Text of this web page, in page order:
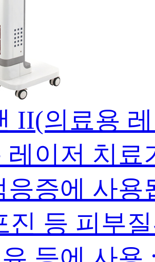
II(의료용
레이저 치료
응증에 사용
진 등 피부